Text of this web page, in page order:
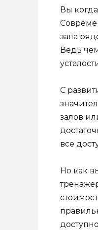
Вы
зала
Ведь
С
залов
все
Но как